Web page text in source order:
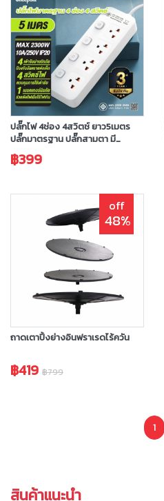
ปลั๊กไฟ 4ช่อง 4สวิตช์ ยาว5เมตร
ปลั๊กมาตรฐาน ปลั๊กสามตา มี
มอก.ประกัน 3 ปี
฿399
off
48%
ถาดเตาปิ้งย่างอินฟราเรดไร้ควัน
฿419 ฿799
1
สินค้าแนะนำ